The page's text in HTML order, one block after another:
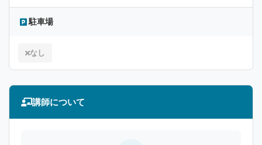
駐車場
なし
講師について